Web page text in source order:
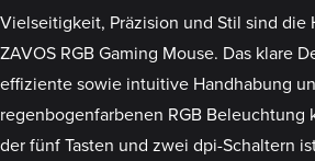
Vielseitigkeit, Präzision und Stil sind die
ZAVOS RGB Gaming Mouse. Das klare
effiziente sowie intuitive Handhabung
regenbogenfarbenen RGB Beleuchtung
der fünf Tasten und zwei dpi-Schaltern